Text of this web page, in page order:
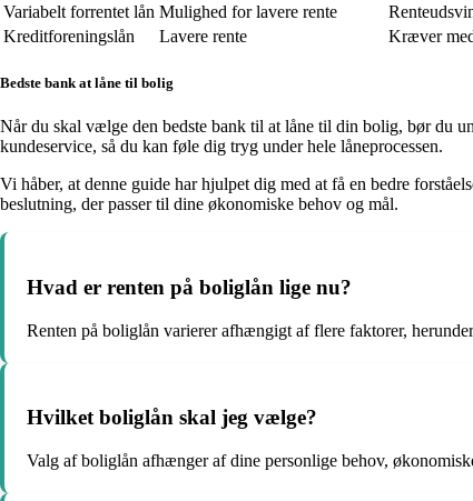
Variabelt forrentet lån Mulighed for lavere rente
Kreditforeningslån
Lavere rente Kræver
Bedste bank at låne til bolig
Når du skal vælge den bedste bank til at låne til din bolig, bør du
kundeservice, så du kan føle dig tryg under hele låneprocessen.
Vi håber, at denne guide har hjulpet dig med at få en bedre
beslutning, der passer til dine økonomiske behov og mål.
Hvad er renten på boliglån lige nu?
Renten på boliglån varierer afhængigt af flere faktorer,
Hvilket boliglån skal jeg vælge?
Valg af boliglån afhænger af dine personlige behov,